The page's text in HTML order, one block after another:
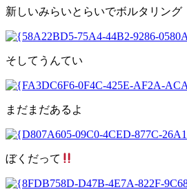
新しいみらいとらいでボルタリング
そしてうんてい
まだまだあるよ
ぼくだって